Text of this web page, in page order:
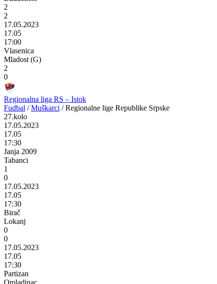
2
2
17.05.2023
17.05
17:00
Vlasenica
Mladost (G)
2
0
Regionalna liga RS – Istok
Fudbal / Muškarci / Regionalne lige Republike Srpske
27.kolo
17.05.2023
17.05
17:30
Janja 2009
Tabanci
1
0
17.05.2023
17.05
17:30
Birač
Lokanj
0
0
17.05.2023
17.05
17:30
Partizan
Omladinac